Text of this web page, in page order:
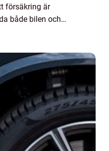
försäkring är
både bilen och